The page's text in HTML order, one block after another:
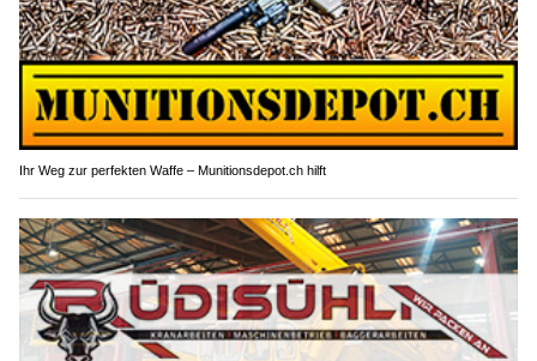
Ihr Weg zur perfekten Waffe – Munitionsdepot.ch hilft